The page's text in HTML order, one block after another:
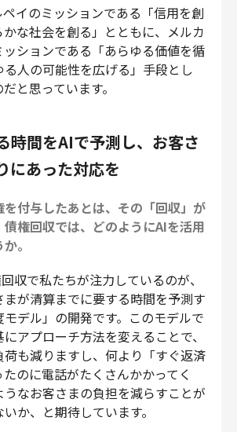
イのミッションである「信用を創
な社会を創る」とともに、メルカ
ッションである「あらゆる価値を循
人の可能性を広げる」手段とし
と思っています。
時間をAIで予測し、お客さ
にあった対応を
付与したあとは、その「回収」が
権回収では、どのようにAIを活用
。
回収で私たちが注力しているのが、
が清算までに要する時間を予測す
デル」の開発です。このモデルで
アプローチ方法を変えることで、
も減りますし、何より「すぐ返済
のに電話がたくさんかかってく
なお客さまの負担を減らすことが
か、と期待しています。